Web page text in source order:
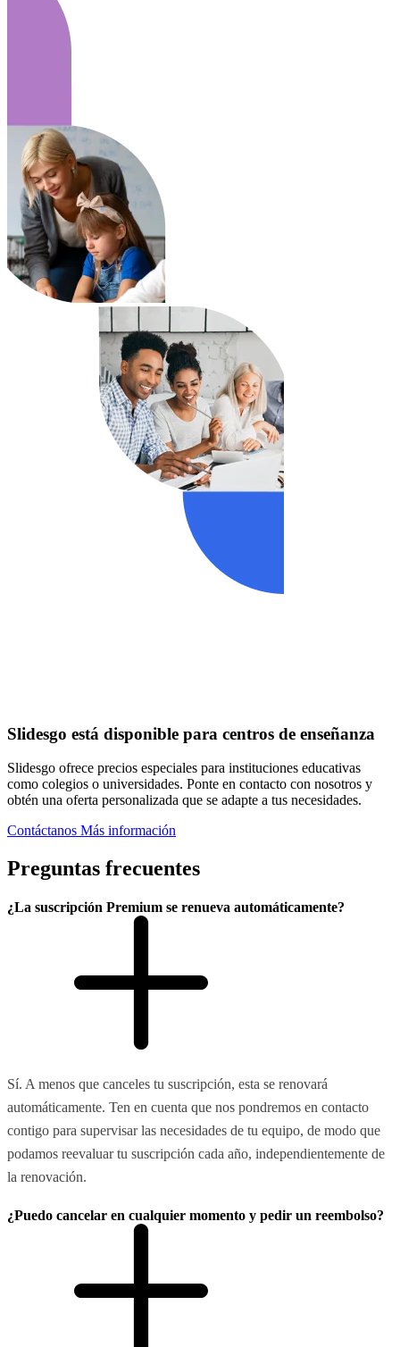
Slidesgo está disponible para centros de enseñanza
Slidesgo ofrece precios especiales para instituciones educativas
como colegios o universidades. Ponte en contacto con nosotros y
obtén una oferta personalizada que se adapte a tus necesidades.
Contáctanos Más información
Preguntas frecuentes
¿La suscripción Premium se renueva automáticamente?
Sí. A menos que canceles tu suscripción, esta se renovará
automáticamente. Ten en cuenta que nos pondremos en contacto
contigo para supervisar las necesidades de tu equipo, de modo que
podamos reevaluar tu suscripción cada año, independientemente de
la renovación.
¿Puedo cancelar en cualquier momento y pedir un reembolso?